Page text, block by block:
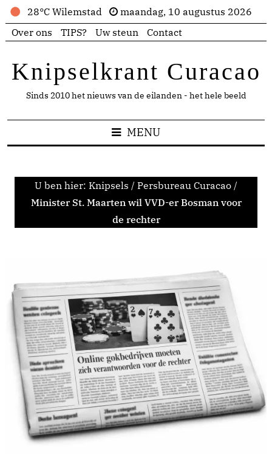
28°C Wilemstad
maandag, 10 augustus 2026
Over ons
TIPS? Uw steun Contact
Knipselkrant Curacao
Sinds 2010 het nieuws van de eilanden - het hele beeld
MENU
U ben hier: Knipsels / Persbureau Curacao /
Minister St. Maarten wil VVD-er Bosman voor
de rechter